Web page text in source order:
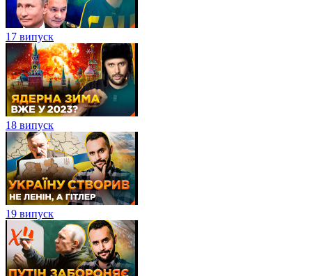
17 випуск
18 випуск
19 випуск